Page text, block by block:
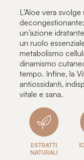
L’Aloe vera
un’azione
un ruolo
metabolismo
dinamismo
tempo. Infine, la
antiossidanti,
vitale e sana.
ESTRATTI
NATURALI